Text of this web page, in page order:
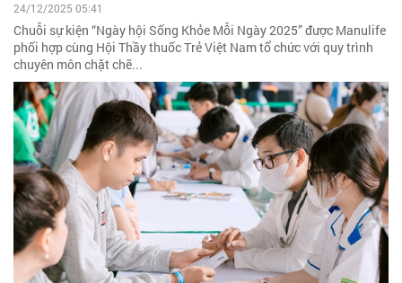
24/12/2025 05:41
Chuỗi sự kiện “Ngày hội Sống Khỏe Mỗi Ngày 2025” được Manulife
phối hợp cùng Hội Thầy thuốc Trẻ Việt Nam tổ chức với quy trình
chuyên môn chặt chẽ...